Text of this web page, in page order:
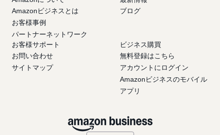
Amazonビジネスとは
お客様事例
パートナーネットワーク
ブログ
お客様サポート
お問い合わせ
サイトマップ
ビジネス購買
無料登録はこちら
アカウントにログイン
Amazonビジネスのモバイル
アプリ